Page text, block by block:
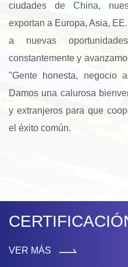
ciudades de China,
exportan a Europa, Asia,
a nuevas
constantemente y
"Gente honesta, negocio
Damos una calurosa
y extranjeros para que
el éxito común.
VER MÁS